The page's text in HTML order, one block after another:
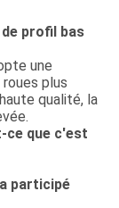
profil bas
une
plus
qualité, la
ce que c'est
participé